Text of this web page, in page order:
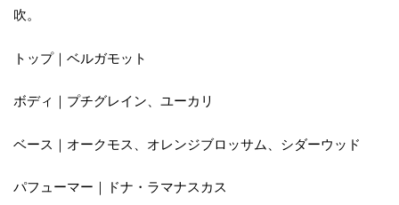
吹。
トップ｜ベルガモット
ボディ｜プチグレイン、ユーカリ
ベース｜オークモス、オレンジブロッサム、シダーウッド
パフューマー｜ドナ・ラマナスカス